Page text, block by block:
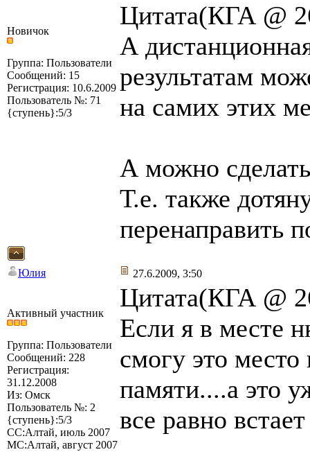
Новичок
Группа: Пользователи
Сообщений: 15
Регистрация: 10.6.2009
Пользователь №: 71
{ступень}:5/3
Цитата(КГА @
А
результатам
на самих этих
А можно
Т.е. также
перенаправить
Юлия 27.6.2009, 3:50
Активный участник
Группа: Пользователи
Сообщений: 228
Регистрация:
31.12.2008
Из: Омск
Пользователь №: 2
{ступень}:5/3
СС:Алтай, июль 2007
МС:Алтай, август 2007
Цитата(КГА @
Если я в месте
смогу это
памяти....а это
все равно